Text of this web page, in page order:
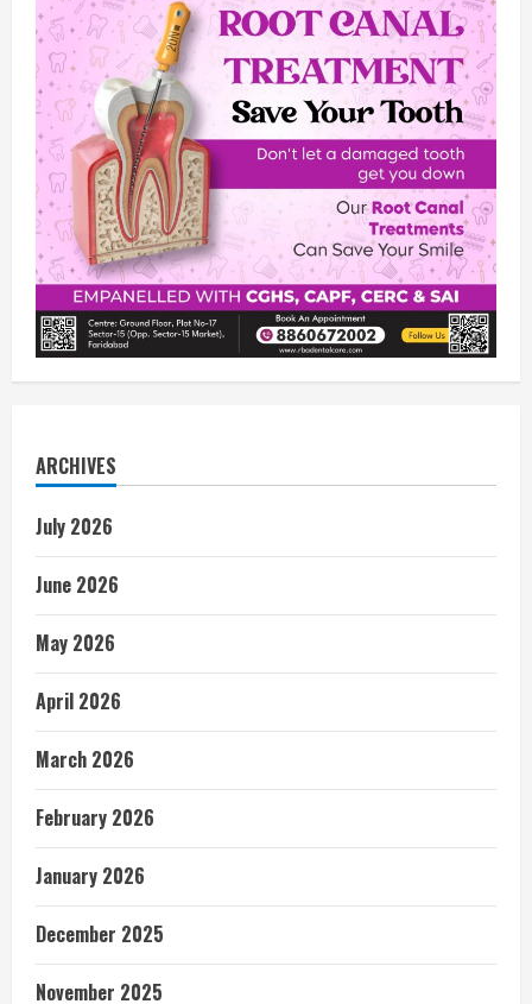
ARCHIVES
July 2026
June 2026
May 2026
April 2026
March 2026
February 2026
January 2026
December 2025
November 2025